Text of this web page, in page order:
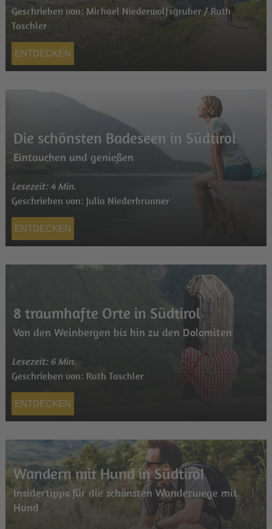
Geschrieben von: Michael Niederwolfsgruber / Ruth
Taschler
ENTDECKEN
Die schönsten Badeseen in Südtirol
Eintauchen und genießen
Lesezeit: 4 Min.
Geschrieben von: Julia Niederbrunner
ENTDECKEN
8 traumhafte Orte in Südtirol
Von den Weinbergen bis hin zu den Dolomiten
Lesezeit: 6 Min.
Geschrieben von: Ruth Taschler
ENTDECKEN
Wandern mit Hund in Südtirol
Insidertipps für die schönsten Wanderwege mit
Hund